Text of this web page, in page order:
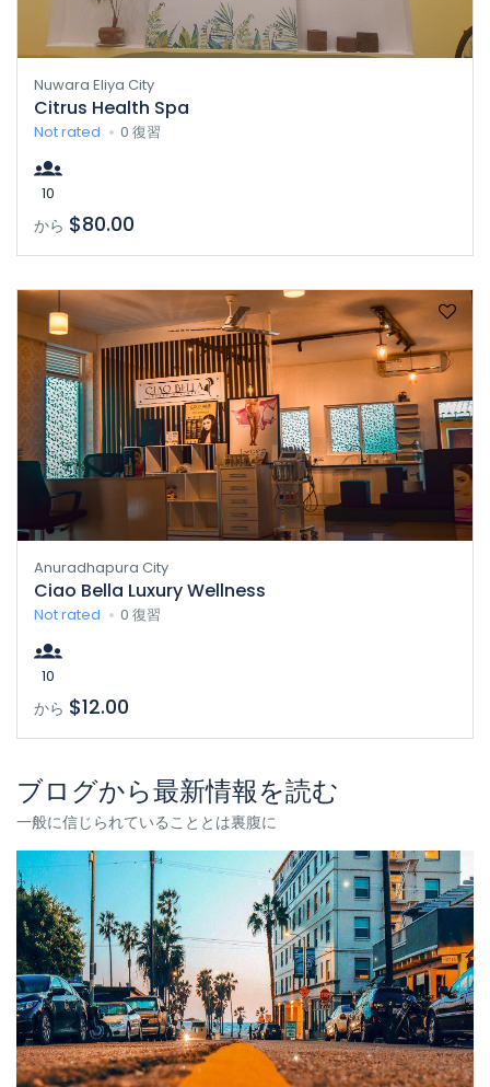
Nuwara Eliya City
Citrus Health Spa
Not rated 0 復習
10
から $80.00
Anuradhapura City
Ciao Bella Luxury Wellness
Not rated 0 復習
10
から $12.00
ブログから最新情報を読む
一般に信じられていることとは裏腹に